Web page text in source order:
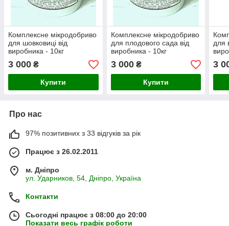
Комплексне мікродобриво
для шовковиці від
виробника - 10кг
3 000 ₴
Купити
Комплексне мікродобриво
для плодового сада від
виробника - 10кг
3 000₴
Купити
для
3
Про нас
97% позитивних з 33 відгуків за рік
Працює з 26.02.2011
м. Дніпро
ул. Ударников, 54, Дніпро, Україна
Контакти
Сьогодні працює з 08:00 до 20:00
Показати весь графік роботи